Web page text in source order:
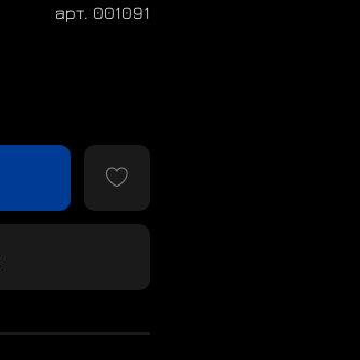
арт. 001091